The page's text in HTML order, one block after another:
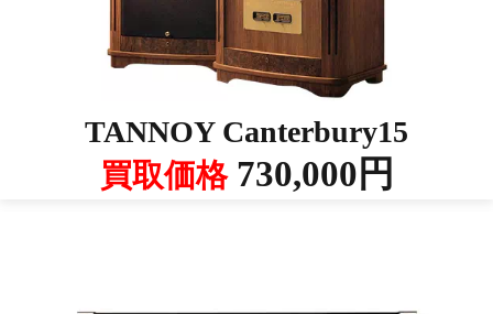
TANNOY Canterbury15
買取価格730,000円